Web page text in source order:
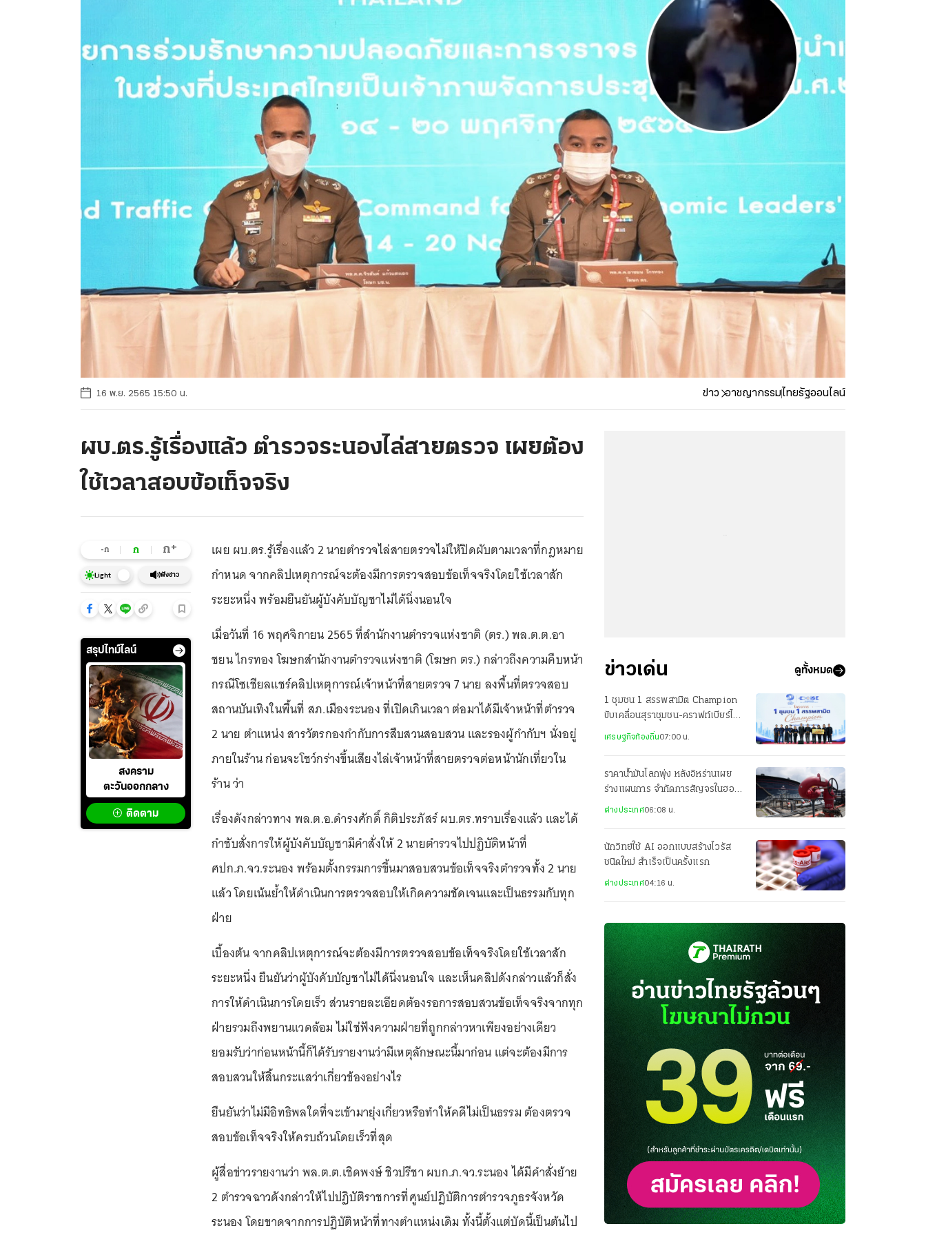
16 พ.ย. 2565 15:50 น. ข่าว อาชญากรรมไทยรัฐออนไลน์
ผบ.ตร.รู้เรื่องแล้ว ตำรวจระนองไล่สายตรวจ เผยต้อง
ใช้เวลาสอบข้อเท็จจริง
-ก ก ก+
Light ฟังข่าว
สรุปไทม์ไลน์
สงคราม
ตะวันออกกลาง
ติดตาม
เผย ผบ.ตร.รู้เรื่องแล้ว 2 นายตำรวจไล่สายตรวจไม่ให้ปิดผับตามเวลาที่กฎหมาย
กำหนด จากคลิปเหตุการณ์จะต้องมีการตรวจสอบข้อเท็จจริงโดยใช้เวลาสัก
ระยะหนึ่ง พร้อมยืนยันผู้บังคับบัญชาไม่ได้นิ่งนอนใจ
เมื่อวันที่ 16 พฤศจิกายน 2565 ที่สำนักงานตำรวจแห่งชาติ (ตร.) พล.ต.ต.อา
ชยน ไกรทอง โฆษกสำนักงานตำรวจแห่งชาติ (โฆษก ตร.) กล่าวถึงความคืบหน้า
กรณีโซเชียลแชร์คลิปเหตุการณ์เจ้าหน้าที่สายตรวจ 7 นาย ลงพื้นที่ตรวจสอบ
สถานบันเทิงในพื้นที่ สภ.เมืองระนอง ที่เปิดเกินเวลา ต่อมาได้มีเจ้าหน้าที่ตำรวจ
2 นาย ตำแหน่ง สารวัตรกองกำกับการสืบสวนสอบสวน และรองผู้กำกับฯ นั่งอยู่
ภายในร้าน ก่อนจะโชว์กร่างขึ้นเสียงไล่เจ้าหน้าที่สายตรวจต่อหน้านักเที่ยวใน
ร้าน ว่า
เรื่องดังกล่าวทาง พล.ต.อ.ดำรงศักดิ์ กิติประภัสร์ ผบ.ตร.ทราบเรื่องแล้ว และได้
กำชับสั่งการให้ผู้บังคับบัญชามีคำสั่งให้ 2 นายตำรวจไปปฏิบัติหน้าที่
ศปก.ภ.จว.ระนอง พร้อมตั้งกรรมการขึ้นมาสอบสวนข้อเท็จจริงตำรวจทั้ง 2 นาย
แล้ว โดยเน้นย้ำให้ดำเนินการตรวจสอบให้เกิดความชัดเจนและเป็นธรรมกับทุก
ฝ่าย
เบื้องต้น จากคลิปเหตุการณ์จะต้องมีการตรวจสอบข้อเท็จจริงโดยใช้เวลาสัก
ระยะหนึ่ง ยืนยันว่าผู้บังคับบัญชาไม่ได้นิ่งนอนใจ และเห็นคลิปดังกล่าวแล้วก็สั่ง
การให้ดำเนินการโดยเร็ว ส่วนรายละเอียดต้องรอการสอบสวนข้อเท็จจริงจากทุก
ฝ่ายรวมถึงพยานแวดล้อม ไม่ใช่ฟังความฝ่ายที่ถูกกล่าวหาเพียงอย่างเดียว
ยอมรับว่าก่อนหน้านี้ก็ได้รับรายงานว่ามีเหตุลักษณะนี้มาก่อน แต่จะต้องมีการ
สอบสวนให้สิ้นกระแสว่าเกี่ยวข้องอย่างไร
ยืนยันว่าไม่มีอิทธิพลใดที่จะเข้ามายุ่งเกี่ยวหรือทำให้คดีไม่เป็นธรรม ต้องตรวจ
สอบข้อเท็จจริงให้ครบถ้วนโดยเร็วที่สุด
ผู้สื่อข่าวรายงานว่า พล.ต.ต.เชิดพงษ์ ชิวปรีชา ผบก.ภ.จว.ระนอง ได้มีคำสั่งย้าย
2 ตำรวจฉาวดังกล่าวให้ไปปฏิบัติราชการที่ศูนย์ปฏิบัติการตำรวจภูธรจังหวัด
ระนอง โดยขาดจากการปฏิบัติหน้าที่ทางตำแหน่งเดิม ทั้งนี้ตั้งแต่บัดนี้เป็นต้นไป
ข่าวเด่น ดูทั้งหมด
1 ชุมชน 1 สรรพสามิต Champion
ขับเคลื่อนสุราชุมชน-คราฟท์เบียร์ไทย
สู่ความยั่งยืน
เศรษฐกิจท้องถิ่น07:00 น.
ราคาน้ำมันโลกพุ่ง หลังอิหร่านเผย
ร่างแผนการ จำกัดการสัญจรในฮอร์
มุซ
ต่างประเทศ06:08 น.
นักวิทย์ใช้ AI ออกแบบสร้างไวรัส
ชนิดใหม่ สำเร็จเป็นครั้งแรก
ต่างประเทศ04:16 น.